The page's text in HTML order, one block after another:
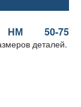
НМ 50-75
деталей.